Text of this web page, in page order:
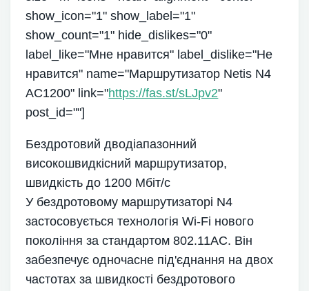
show_icon="1" show_label="1"
show_count="1" hide_dislikes="0"
label_like="Мне нравится" label_dislike="Не
нравится" name="Маршрутизатор Netis N4
AC1200" link="https://fas.st/sLJpv2"
post_id=""]
Бездротовий дводіапазонний
високошвидкісний маршрутизатор,
швидкість до 1200 Мбіт/c
У бездротовому маршрутизаторі N4
застосовується технологія Wi-Fi нового
покоління за стандартом 802.11AC. Він
забезпечує одночасне під'єднання на двох
частотах за швидкості бездротового